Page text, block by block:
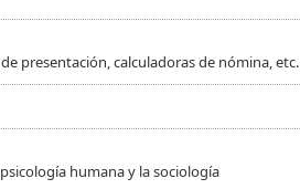
presentación, calculadoras de nómina, etc.
humana y la sociología